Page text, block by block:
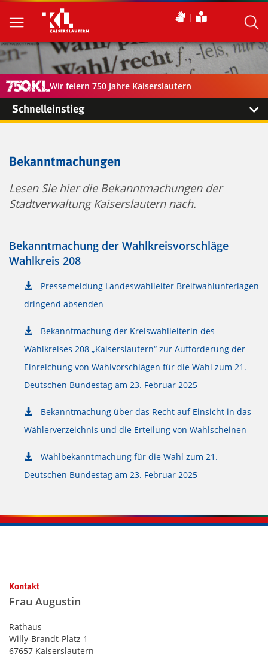
Wir feiern 750 Jahre Kaiserslautern
Schnelleinstieg
Bekanntmachungen
Lesen Sie hier die Bekanntmachungen der
Stadtverwaltung Kaiserslautern nach.
Bekanntmachung der Wahlkreisvorschläge
Wahlkreis 208
Pressemeldung Landeswahlleiter Breifwahlunterlagen
dringend absenden
Bekanntmachung der Kreiswahlleiterin des
Wahlkreises 208 „Kaiserslautern“ zur Aufforderung der
Einreichung von Wahlvorschlägen für die Wahl zum 21.
Deutschen Bundestag am 23. Februar 2025
Bekanntmachung über das Recht auf Einsicht in das
Wählerverzeichnis und die Erteilung von Wahlscheinen
Wahlbekanntmachung für die Wahl zum 21.
Deutschen Bundestag am 23. Februar 2025
Kontakt
Frau Augustin
Rathaus
Willy-Brandt-Platz 1
67657 Kaiserslautern